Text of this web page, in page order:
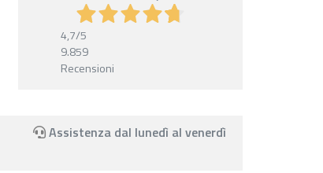
4,7/5
9.859
Recensioni
Assistenza dal lunedì al venerdì